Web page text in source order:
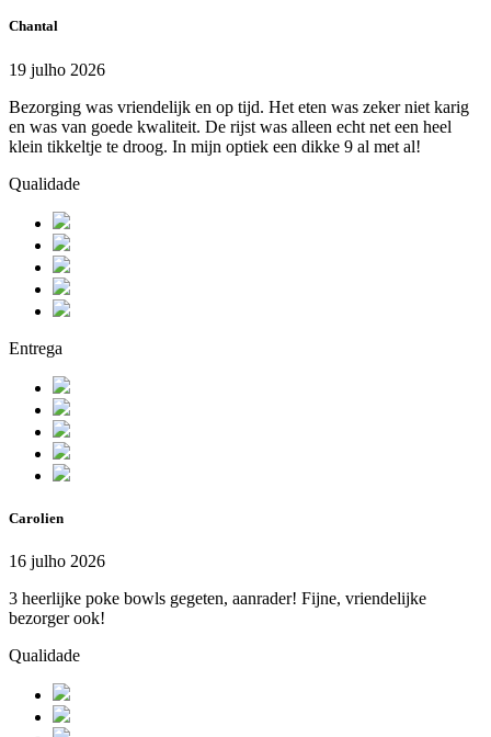
Chantal
19 julho 2026
Bezorging was vriendelijk en op tijd. Het eten was zeker niet karig
en was van goede kwaliteit. De rijst was alleen echt net een heel
klein tikkeltje te droog. In mijn optiek een dikke 9 al met al!
Qualidade
Entrega
Carolien
16 julho 2026
3 heerlijke poke bowls gegeten, aanrader! Fijne, vriendelijke
bezorger ook!
Qualidade